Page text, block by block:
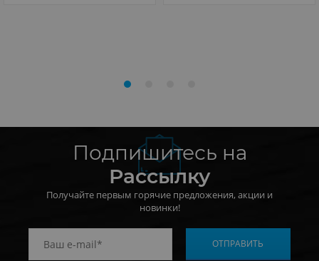
Подпишитесь на
Рассылку
Получайте первым горячие предложения, акции и
новинки!